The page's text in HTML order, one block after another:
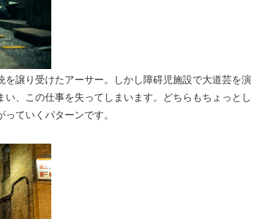
を譲り受けたアーサー。しかし障碍児施設で大道芸を演
い、この仕事を失ってしまいます。どちらもちょっとし
ていくパターンです。